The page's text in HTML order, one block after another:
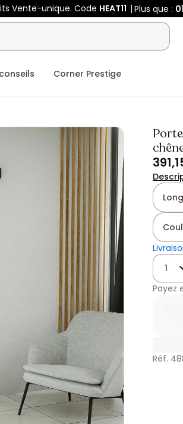
Vente-unique. Code HEAT11 Plus que :
Corner Prestige
Payez
Réf.